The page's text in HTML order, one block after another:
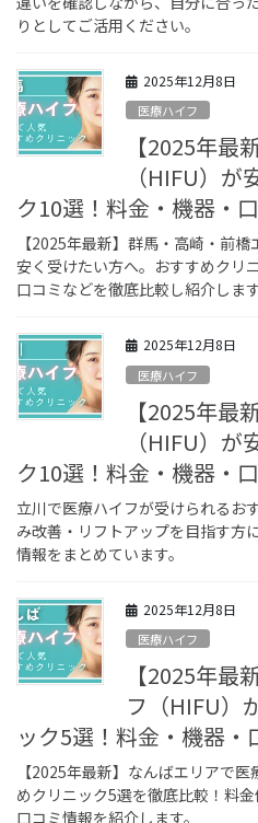
りとしてご活用ください。
2025年12月8日
医療ハイフ
【2025年最
（HIFU）
ク10選！料金・機器・
【2025年最新】群馬・高崎・前
安く受けたい方へ。おすすめクリ
口コミなどを徹底比較し紹介します
2025年12月8日
医療ハイフ
【2025年最
（HIFU）
ク10選！料金・機器・
立川で医療ハイフが受けられるお
み改善・リフトアップを目指す方
情報をまとめています。
2025年12月8日
医療ハイフ
【2025年最
フ（HIFU）
ック5選！料金・機器・
【2025年最新】なんばエリアで
めクリニック5選を徹底比較！料
口コミ情報を紹介します。